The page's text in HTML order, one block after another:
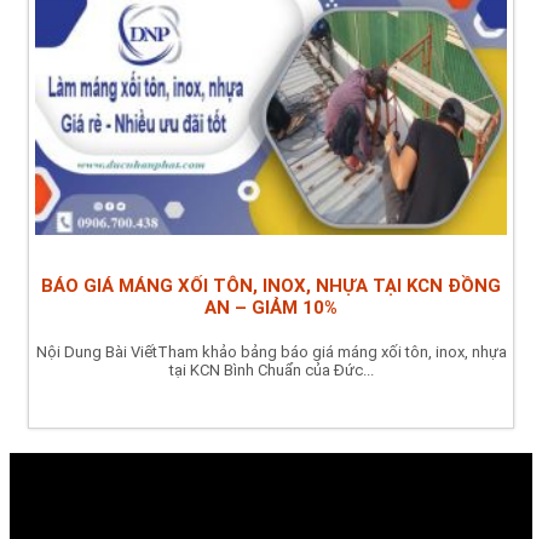
BÁO GIÁ MÁNG XỐI TÔN, INOX, NHỰA TẠI KCN ĐỒNG
AN – GIẢM 10%
Nội Dung Bài ViếtTham khảo bảng báo giá máng xối tôn, inox, nhựa
tại KCN Bình Chuẩn của Đức...